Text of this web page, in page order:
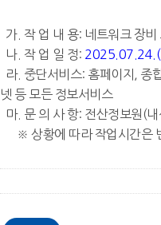
가. 작 업 내 용: 네트워크 장비
나. 작 업 일 정:
라. 중단서비스: 홈페이지, 종
넷 등 모든 정보서비스
마. 문 의 사 항: 전산정보원(
※ 상황에 따라 작업시간은